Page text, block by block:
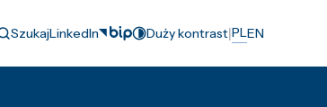
SzukajLinkedIn Duży kontrast|PLEN